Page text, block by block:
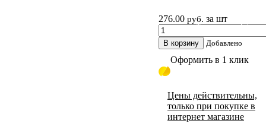
276.00 руб. за шт
Жидкое мыло 3- 5л
В корзину Добавлено
Оформить в 1 клик
Цены действительны,
только при покупке в
интернет магазине